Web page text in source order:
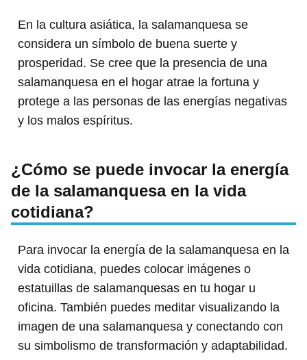
En la cultura asiática, la salamanquesa se
considera un símbolo de buena suerte y
prosperidad. Se cree que la presencia de una
salamanquesa en el hogar atrae la fortuna y
protege a las personas de las energías negativas
y los malos espíritus.
¿Cómo se puede invocar la energía
de la salamanquesa en la vida
cotidiana?
Para invocar la energía de la salamanquesa en la
vida cotidiana, puedes colocar imágenes o
estatuillas de salamanquesas en tu hogar u
oficina. También puedes meditar visualizando la
imagen de una salamanquesa y conectando con
su simbolismo de transformación y adaptabilidad.